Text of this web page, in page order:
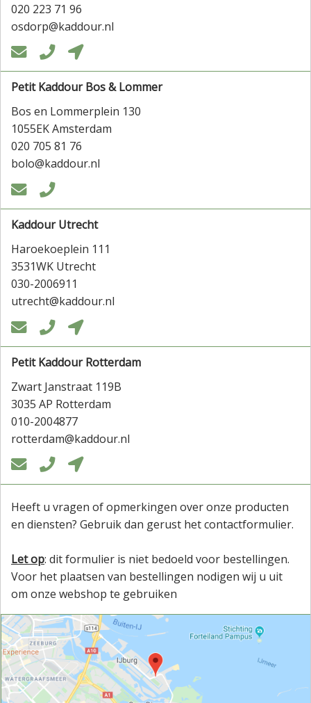
020 223 71 96
osdorp@kaddour.nl
  
Petit Kaddour Bos & Lommer
Bos en Lommerplein 130
1055EK Amsterdam
020 705 81 76
bolo@kaddour.nl
 
Kaddour Utrecht
Haroekoeplein 111
3531WK Utrecht
030-2006911
utrecht@kaddour.nl
  
Petit Kaddour Rotterdam
Zwart Janstraat 119B
3035 AP Rotterdam
010-2004877
rotterdam@kaddour.nl
  
Heeft u vragen of opmerkingen over onze producten
en diensten? Gebruik dan gerust het contactformulier.
Let op: dit formulier is niet bedoeld voor bestellingen.
Voor het plaatsen van bestellingen nodigen wij u uit
om onze webshop te gebruiken